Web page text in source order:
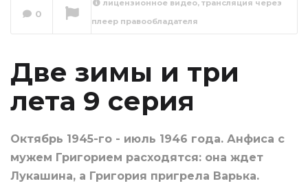
Две зимы и три
0
лицензионное видео, трансляция через
плеер правообладателя
Две зимы и три
лета 9 серия
Октябрь 1945-го - июль 1946 года. Анфиса с
мужем Григорием расходятся: она ждет
Лукашина, а Григория пригрела Варька.